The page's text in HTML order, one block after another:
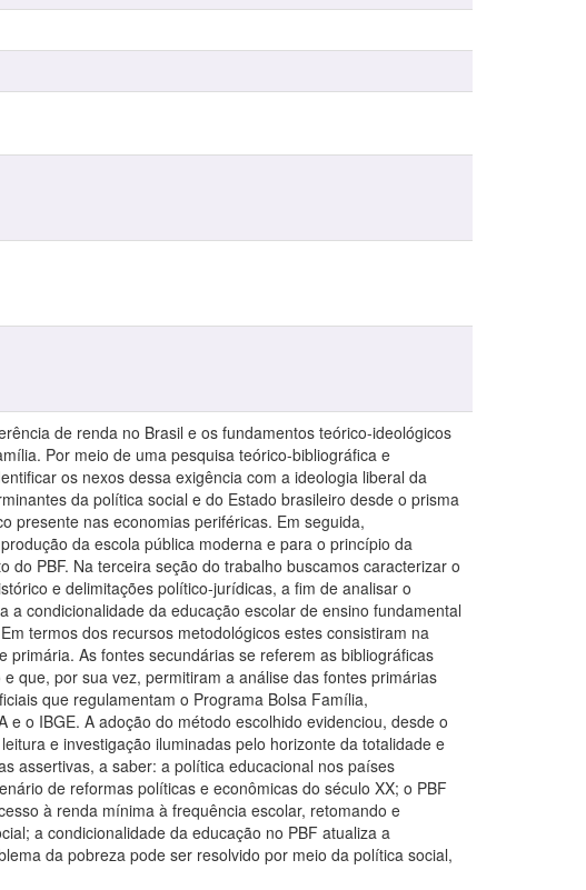
de renda no Brasil e os fundamentos teórico-ideológicos
Por meio de uma pesquisa teórico-bibliográfica e
os nexos dessa exigência com a ideologia liberal da
da política social e do Estado brasileiro desde o prisma
presente nas economias periféricas. Em seguida,
da escola pública moderna e para o princípio da
PBF. Na terceira seção do trabalho buscamos caracterizar o
e delimitações político-jurídicas, a fim de analisar o
condicionalidade da educação escolar de ensino fundamental
termos dos recursos metodológicos estes consistiram na
As fontes secundárias se referem as bibliográficas
que, por sua vez, permitiram a análise das fontes primárias
que regulamentam o Programa Bolsa Família,
o IBGE. A adoção do método escolhido evidenciou, desde o
e investigação iluminadas pelo horizonte da totalidade e
assertivas, a saber: a política educacional nos países
de reformas políticas e econômicas do século XX; o PBF
à renda mínima à frequência escolar, retomando e
a condicionalidade da educação no PBF atualiza a
da pobreza pode ser resolvido por meio da política social,